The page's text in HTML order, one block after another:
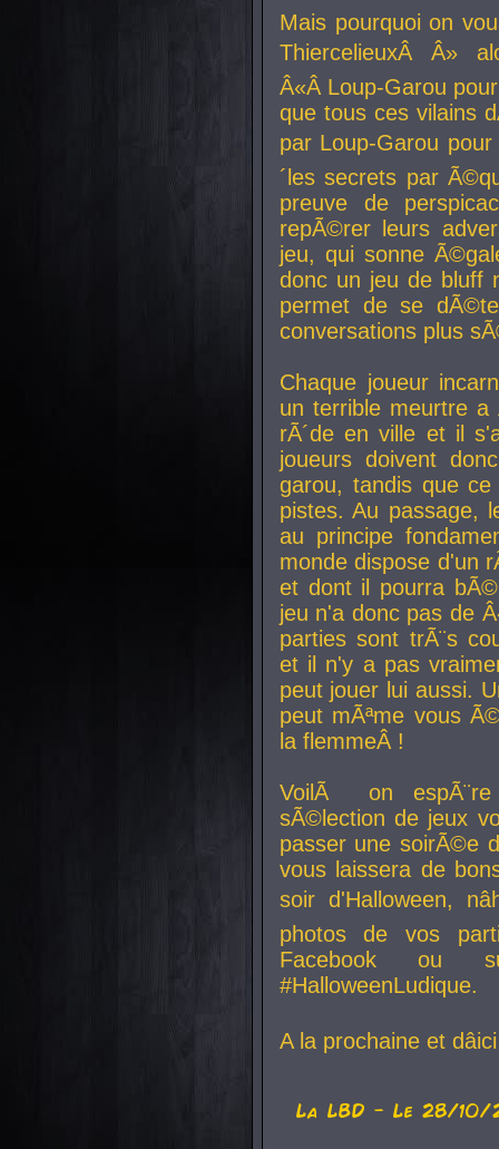
Mais pourquoi on
ThiercelieuxÂ Â»
Â«Â Loup-Garou
que tous ces vilains
par Loup-Garou
´les secrets par
preuve de
repÃ©rer leurs
jeu, qui sonne
donc un jeu de bluff
permet de se
conversations plus
Chaque joueur
un terrible meurtre
rÃ´de en ville et il
joueurs doivent
garou, tandis que
pistes. Au passage,
au principe
monde dispose d'un
et dont il pourra
jeu n'a donc pas de
parties sont trÃ¨s
et il n'y a pas
peut jouer lui aussi.
peut mÃªme vous
la flemmeÂ !
VoilÃ on
sÃ©lection de jeux
passer une soirÃ©e
vous laissera de
soir d'Halloween,
photos de vos
Facebook ou
#HalloweenLudique.
A la prochaine et
La LBD - Le 28/10/